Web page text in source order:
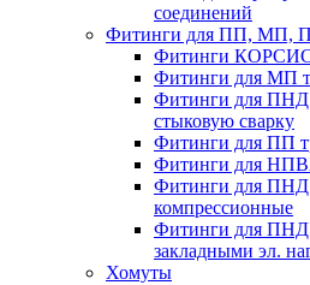
соединений
Фитинги для ПП, МП,
Фитинги
Фитинги для МП
Фитинги для ПНД
стыковую сварку
Фитинги для ПП
Фитинги для
Фитинги для ПНД
компрессионные
Фитинги для ПНД
закладными эл.
Хомуты